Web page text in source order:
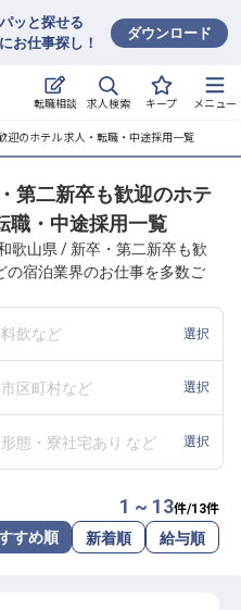
ッと探せる
お仕事探し！
ダウンロード
転職相談 求人検索 キープ メニュー
明会
ついて
情報コラム
サポートに申し込む
迎のホテル 求人・転職・中途採用一覧
第二新卒も歓迎のホテ
職・中途採用一覧
歌山県 / 新卒・第二新卒も歓
の宿泊業界のお仕事を多数ご
飲など 選択
区町村など 選択
態・寮社宅あり など 選択
1 ~ 13件/13件
すめ順 新着順 給与順